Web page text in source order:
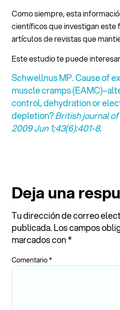
Como siempre, esta
científicos que investigan este
artículos de revistas que
Este estudio te puede
Schwellnus MP. Cause of
muscle cramps
control, dehydration or
depletion?British journal
2009 Jun 1;43(6):401-8.
Deja una
Tu dirección de correo
publicada.Los campos
marcados con*
Comentario*